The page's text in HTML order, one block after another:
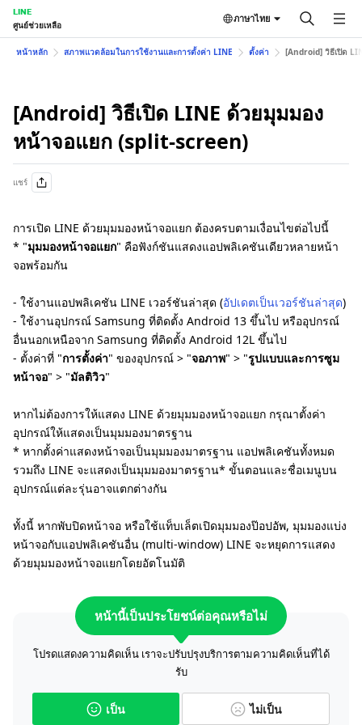
LINE
ศูนย์ช่วยเหลือ
ภาษาไทย
หน้าหลัก สภาพแวดล้อมในการใช้งานและการตั้งค่า LINE ตั้งค่า [Android] วิธีเปิด
[Android] วิธีเปิด LINE ด้วยมุมมอง
หน้าจอแยก (split-screen)
แชร์
การเปิด LINE ด้วยมุมมองหน้าจอแยก ต้องครบตามเงื่อนไขต่อไปนี้
* "มุมมองหน้าจอแยก" คือฟังก์ชันแสดงแอปพลิเคชันเดียวหลายหน้า
จอพร้อมกัน
- ใช้งานแอปพลิเคชัน LINE เวอร์ชันล่าสุด (อัปเดตเป็นเวอร์ชันล่าสุด)
- ใช้งานอุปกรณ์ Samsung ที่ติดตั้ง Android 13 ขึ้นไป หรืออุปกรณ์
อื่นนอกเหนือจาก Samsung ที่ติดตั้ง Android 12L ขึ้นไป
- ตั้งค่าที่ "การตั้งค่า" ของอุปกรณ์ > "จอภาพ" > "รูปแบบและการซูม
หน้าจอ" > "มัลติวิว"
หากไม่ต้องการให้แสดง LINE ด้วยมุมมองหน้าจอแยก กรุณาตั้งค่า
อุปกรณ์ให้แสดงเป็นมุมมองมาตรฐาน
* หากตั้งค่าแสดงหน้าจอเป็นมุมมองมาตรฐาน แอปพลิเคชันทั้งหมด
รวมถึง LINE จะแสดงเป็นมุมมองมาตรฐาน* ขั้นตอนและชื่อเมนูบน
อุปกรณ์แต่ละรุ่นอาจแตกต่างกัน
ทั้งนี้ หากพับปิดหน้าจอ หรือใช้แท็บเล็ตเปิดมุมมองป๊อปอัพ, มุมมองแบ่ง
หน้าจอกับแอปพลิเคชันอื่น (multi-window) LINE จะหยุดการแสดง
ด้วยมุมมองหน้าจอแยกโดยอัตโนมัติ
หน้านี้เป็นประโยชน์ต่อคุณหรือไม่
โปรดแสดงความคิดเห็น เราจะปรับปรุงบริการตามความคิดเห็นที่ได้
รับ
เป็น ไม่เป็น